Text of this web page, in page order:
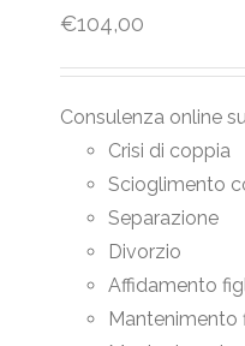
€104,00
Consulenza online
Crisi di coppia
Scioglimento
Separazione
Divorzio
Affidamento
Mantenimento